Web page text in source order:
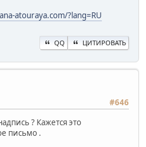
atouraya.com/?lang=RU
QQ ЦИТИРОВАТЬ
#646
? Кажется это
письмо .